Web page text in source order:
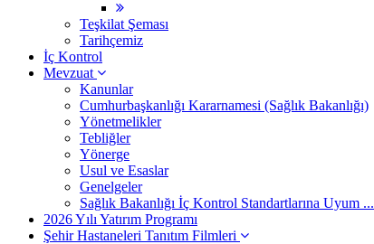
Teşkilat Şeması
Tarihçemiz
İç Kontrol
Mevzuat
Kanunlar
Cumhurbaşkanlığı Kararnamesi (Sağlık Bakanlığı)
Yönetmelikler
Tebliğler
Yönerge
Usul ve Esaslar
Genelgeler
Sağlık Bakanlığı İç Kontrol Standartlarına Uyum ...
2026 Yılı Yatırım Programı
Şehir Hastaneleri Tanıtım Filmleri